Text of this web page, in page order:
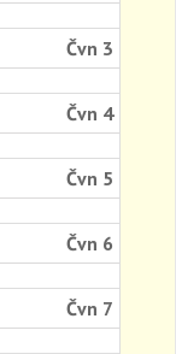
Čvn 3
Čvn 4
Čvn 5
Čvn 6
Čvn 7